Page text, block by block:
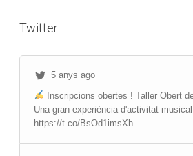
Twitter
5 anys ago
Inscripcions obertes ! Taller Obert
Una gran experiència d'activitat
https://t.co/BsOd1imsXh